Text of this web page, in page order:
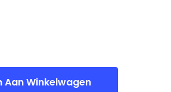
Aan Winkelwagen